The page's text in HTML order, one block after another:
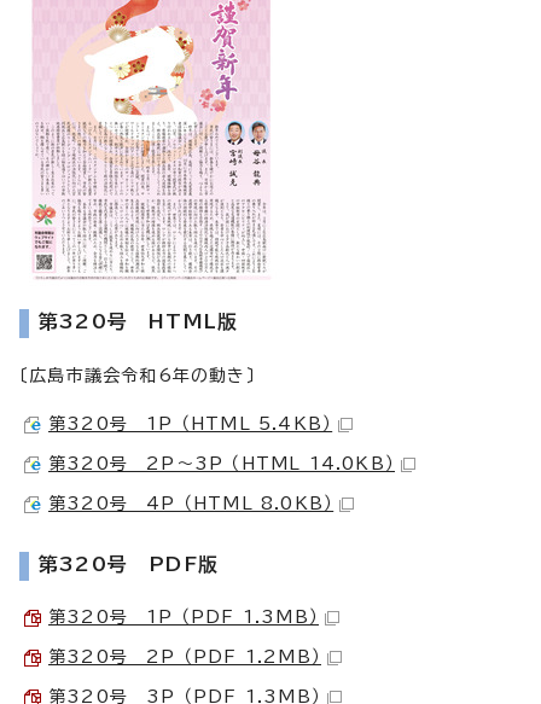
第320号 HTML版
〔広島市議会令和6年の動き〕
第320号 1P （HTML 5.4KB）
第320号 2P～3P （HTML 14.0KB）
第320号 4P （HTML 8.0KB）
第320号 PDF版
第320号 1P （PDF 1.3MB）
第320号 2P （PDF 1.2MB）
第320号 3P （PDF 1.3MB）